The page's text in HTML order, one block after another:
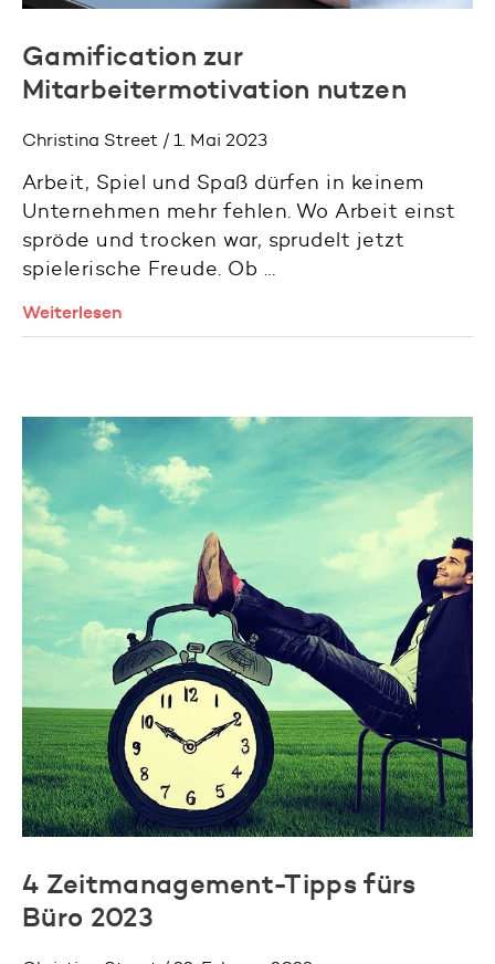
Gamification zur
Mitarbeitermotivation nutzen
Christina Street / 1. Mai 2023
Arbeit, Spiel und Spaß dürfen in keinem
Unternehmen mehr fehlen. Wo Arbeit einst
spröde und trocken war, sprudelt jetzt
spielerische Freude. Ob …
Weiterlesen
4 Zeitmanagement-Tipps fürs
Büro 2023